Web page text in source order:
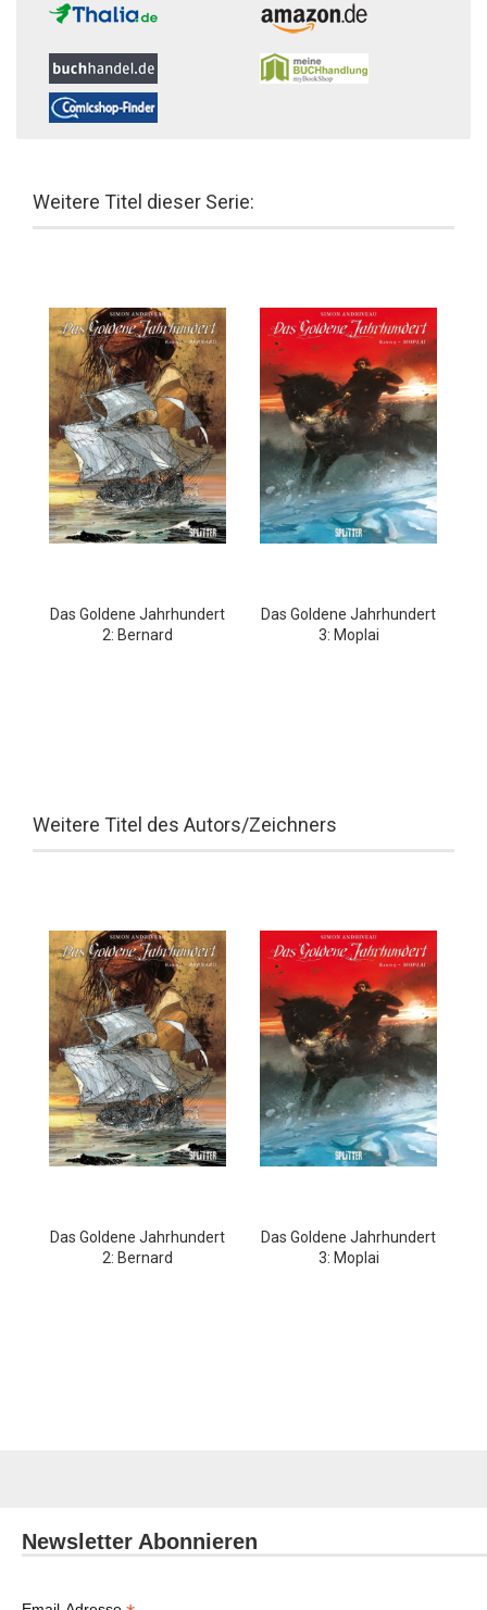
Weitere Titel dieser Serie:
Das Goldene Jahrhundert
2: Bernard
Das Goldene Jahrhundert
3: Moplai
Weitere Titel des Autors/Zeichners
Das Goldene Jahrhundert
2: Bernard
Das Goldene Jahrhundert
3: Moplai
Newsletter Abonnieren